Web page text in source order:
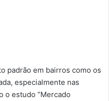
padrão em bairros como os
especialmente nas
o estudo “Mercado